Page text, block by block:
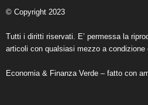
© Copyright 2023
Tutti i diritti riservati. E’ permessa la
articoli con qualsiasi mezzo a condizione
Economia & Finanza Verde – fatto con